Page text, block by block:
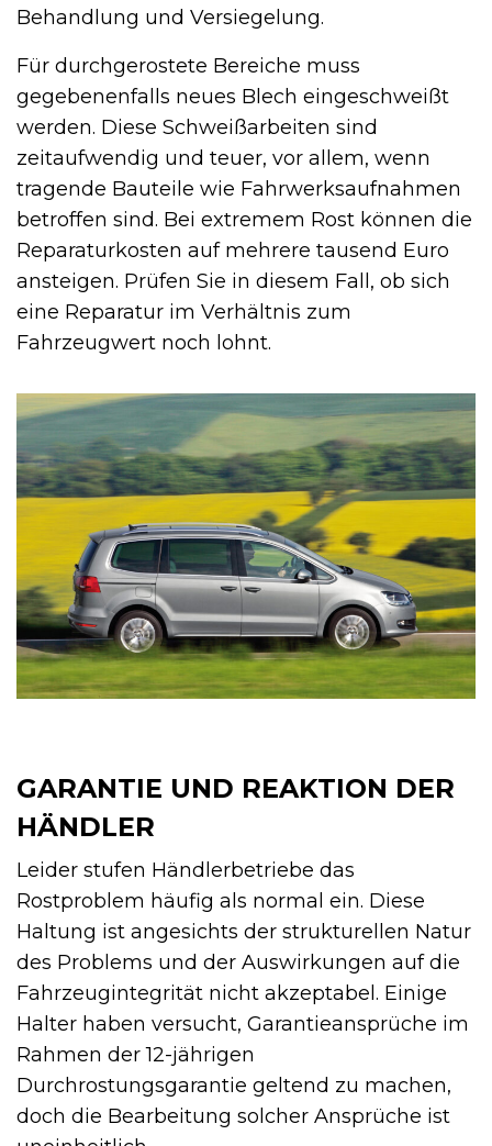
Behandlung und Versiegelung.
Für durchgerostete Bereiche muss
gegebenenfalls neues Blech eingeschweißt
werden. Diese Schweißarbeiten sind
zeitaufwendig und teuer, vor allem, wenn
tragende Bauteile wie Fahrwerksaufnahmen
betroffen sind. Bei extremem Rost können die
Reparaturkosten auf mehrere tausend Euro
ansteigen. Prüfen Sie in diesem Fall, ob sich
eine Reparatur im Verhältnis zum
Fahrzeugwert noch lohnt.
GARANTIE UND REAKTION DER
HÄNDLER
Leider stufen Händlerbetriebe das
Rostproblem häufig als normal ein. Diese
Haltung ist angesichts der strukturellen Natur
des Problems und der Auswirkungen auf die
Fahrzeugintegrität nicht akzeptabel. Einige
Halter haben versucht, Garantieansprüche im
Rahmen der 12-jährigen
Durchrostungsgarantie geltend zu machen,
doch die Bearbeitung solcher Ansprüche ist